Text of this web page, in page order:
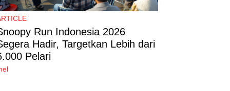
Run Indonesia 2026
Hadir, Targetkan Lebih dari
Pelari